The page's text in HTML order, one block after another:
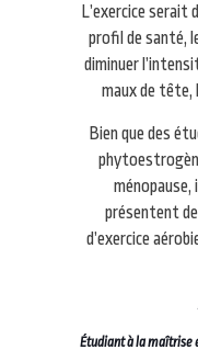
L’exercice serait
profil de santé,
diminuer
maux de tête,
Bien que des
ménopause,
présentent
d’exercice
Étudiant à la maîtrise